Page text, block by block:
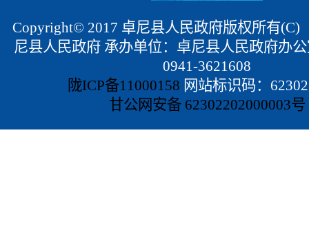
Copyright© 2017 卓尼县人民政府版权所有
尼县人民政府 承办单位：卓尼县人民政府办
0941-3621608
陇ICP备11000158 网站标识码：
甘公网安备 62302202000003号